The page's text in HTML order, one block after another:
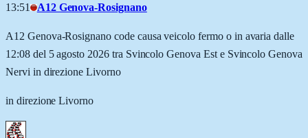
13:51 A12 Genova-Rosignano
A12 Genova-Rosignano code causa veicolo fermo o in avaria dalle
12:08 del 5 agosto 2026 tra Svincolo Genova Est e Svincolo Genova
Nervi in direzione Livorno
in direzione Livorno